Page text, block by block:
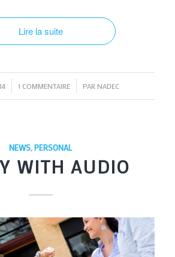
Lire la suite
1 COMMENTAIRE
/ PAR NADEC
NEWS,PERSONAL
WITH AUDIO